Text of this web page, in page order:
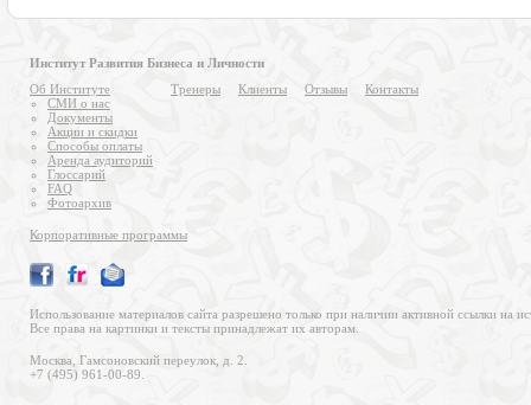
Институт Развития Бизнеса и Личности
Об Институте
СМИ о нас
Документы
Акции и скидки
Способы оплаты
Аренда аудиторий
Глоссарий
FAQ
Фотоархив
Тренеры Клиенты Отзывы Контакты
Корпоративные программы
Использование материалов сайта разрешено только при наличии активной ссылки на
Все права на картинки и тексты принадлежат их авторам.
Москва, Гамсоновский переулок, д. 2.
+7 (495) 961-00-89.